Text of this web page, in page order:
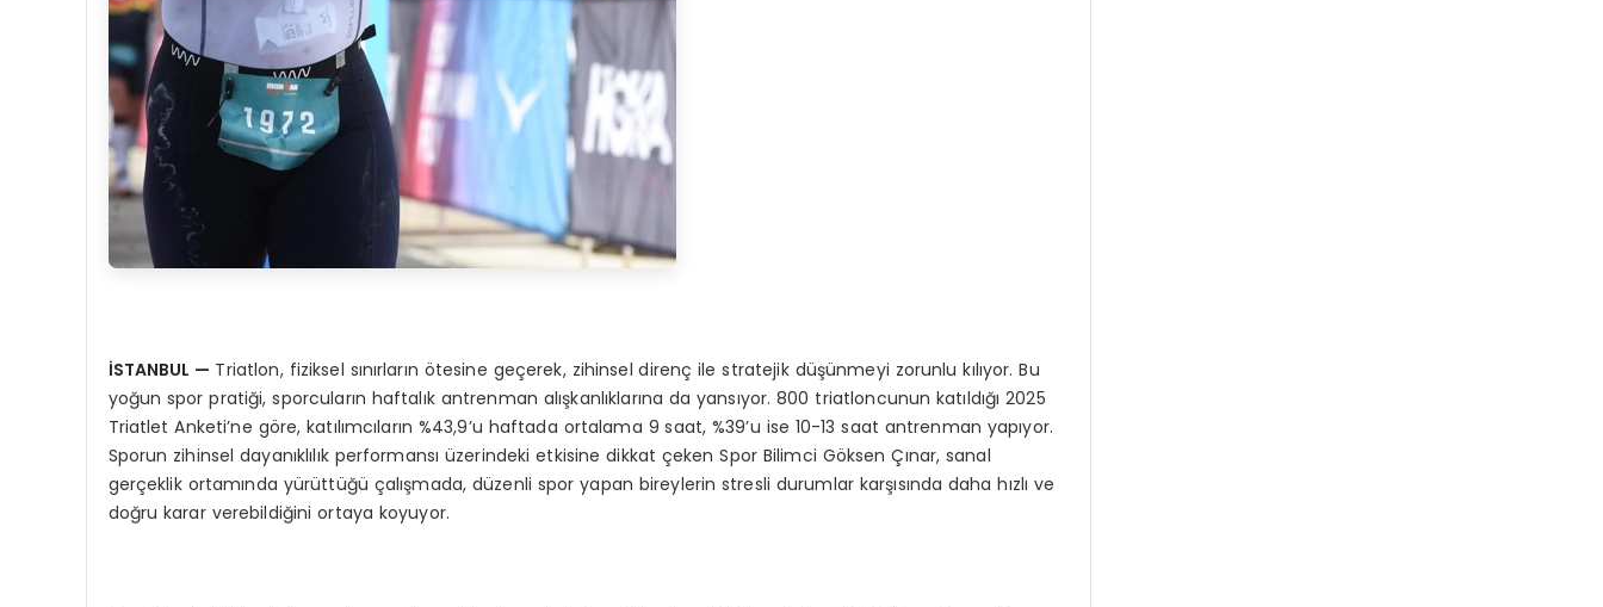
İSTANBUL — Triatlon, fiziksel sınırların ötesine geçerek, zihinsel direnç ile stratejik düşünmeyi zorunlu kılıyor. Bu
yoğun spor pratiği, sporcuların haftalık antrenman alışkanlıklarına da yansıyor. 800 triatloncunun katıldığı 2025
Triatlet Anketi’ne göre, katılımcıların %43,9’u haftada ortalama 9 saat, %39’u ise 10-13 saat antrenman yapıyor.
Sporun zihinsel dayanıklılık performansı üzerindeki etkisine dikkat çeken Spor Bilimci Göksen Çınar, sanal
gerçeklik ortamında yürüttüğü çalışmada, düzenli spor yapan bireylerin stresli durumlar karşısında daha hızlı ve
doğru karar verebildiğini ortaya koyuyor.